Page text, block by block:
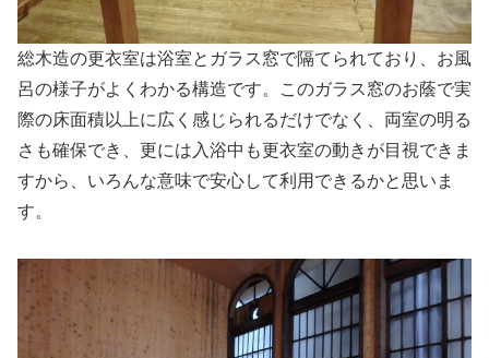
総木造の更衣室は浴室とガラス窓で隔てられており、お風
呂の様子がよくわかる構造です。このガラス窓のお蔭で実
際の床面積以上に広く感じられるだけでなく、両室の明る
さも確保でき、更には入浴中も更衣室の動きが目視できま
すから、いろんな意味で安心して利用できるかと思いま
す。